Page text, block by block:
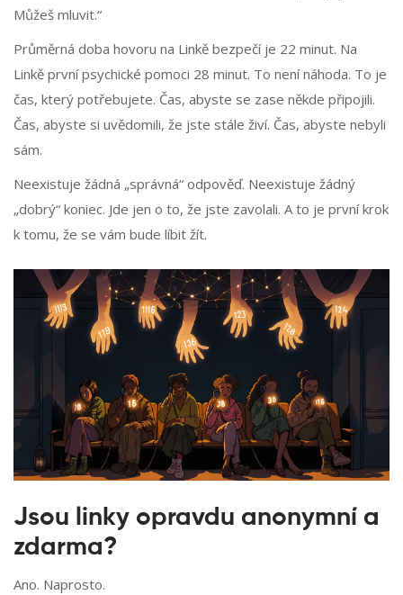
Můžeš mluvit.“
Průměrná doba hovoru na Linkě bezpečí je 22 minut. Na
Linkě první psychické pomoci 28 minut. To není náhoda. To je
čas, který potřebujete. Čas, abyste se zase někde připojili.
Čas, abyste si uvědomili, že jste stále živí. Čas, abyste nebyli
sám.
Neexistuje žádná „správná“ odpověď. Neexistuje žádný
„dobrý“ koniec. Jde jen o to, že jste zavolali. A to je první krok
k tomu, že se vám bude líbit žít.
Jsou linky opravdu anonymní a
zdarma?
Ano. Naprosto.